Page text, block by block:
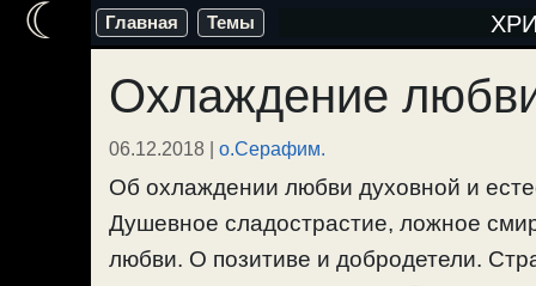
Перейти
содержимому
Главная Темы
Охлаждение
06.12.2018 | о.Серафим.
Об охлаждении любви духовной и
Душевное сладострастие, ложное
любви. О позитиве и добродетели.
☾